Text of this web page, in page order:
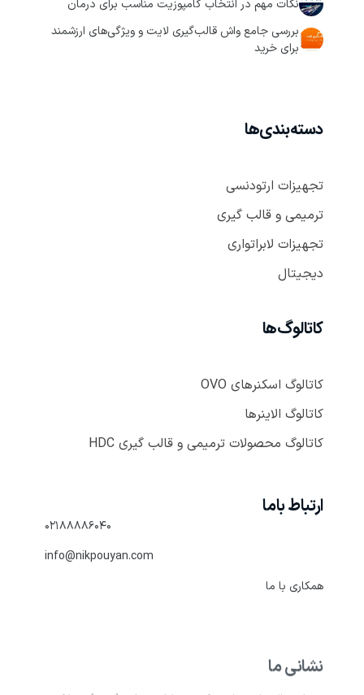
نکات مهم در انتخاب کامپوزیت مناسب برای درمان
بررسی جامع واش قالب‌گیری لایت و ویژگی‌های ارزشمند
برای خرید
دسته‌بندی‌ها
تجهیزات ارتودنسی
ترمیمی و قالب گیری
تجهیزات لابراتواری
دیجیتال
کاتالوگ‌ها
کاتالوگ اسکنر‌های OVO
کاتالوگ الاینر‌ها
کاتالوگ محصولات ترمیمی و قالب گیری HDC
ارتباط باما
۰۲۱۸۸۸۸۶۰۴۰
info@nikpouyan.com
همکاری با ما
نشانی ما